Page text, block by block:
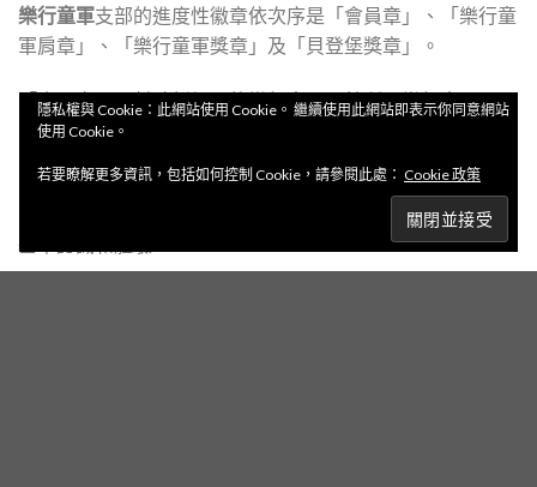
樂行童軍支部的進度性徽章依次序是「會員章」、「樂行童
軍肩章」、「樂行童軍獎章」及「貝登堡獎章」。
「會員章」是幫助新加入的樂行童軍，就所屬樂行童軍團及
團員，彼此認識和接納。
「樂行童軍肩章」是樂行童軍支部有進度性訓練的初階，讓
剛獲頒會員章的樂行童軍對樂行童軍支部活動及童軍技能有
基本認識和體驗。
隱私權與 Cookie：此網站使用 Cookie。 繼續使用此網站即表示你同意網站
使用 Cookie。
若要瞭解更多資訊，包括如何控制 Cookie，請參閱此處： Cookie 政策